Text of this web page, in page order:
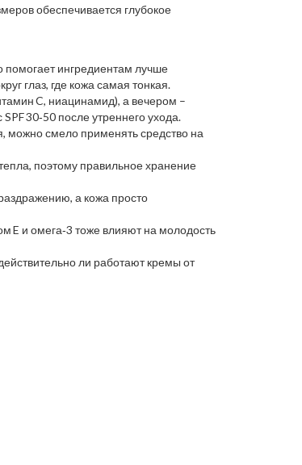
обеспечивается глубокое
помогает ингредиентам лучше
глаз, где кожа самая тонкая.
C, ниацинамид), а вечером –
30‑50 после утреннего ухода.
можно смело применять средство на
поэтому правильное хранение
а кожа просто
E и омега‑3 тоже влияют на молодость
ли работают кремы от